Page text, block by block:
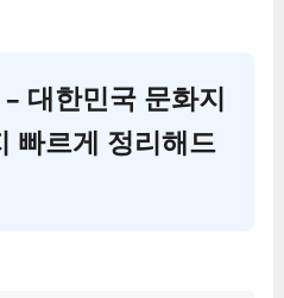
대한민국 문화지
빠르게 정리해드